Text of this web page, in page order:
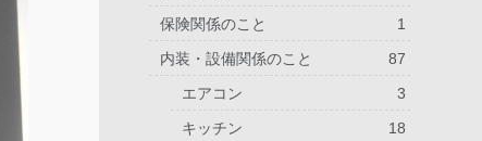
保険関係のこと
1
内装・設備関係のこと
87
エアコン
3
キッチン
18